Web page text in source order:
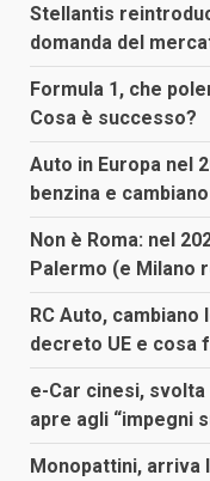
Stellantis
domanda del
Formula 1, che
Cosa è successo?
Auto in Europa nel
benzina e
Non è Roma: nel
Palermo (e Milano
RC Auto,
decreto UE e cosa
e-Car cinesi, svolta
apre agli “impegni
Monopattini, arriva